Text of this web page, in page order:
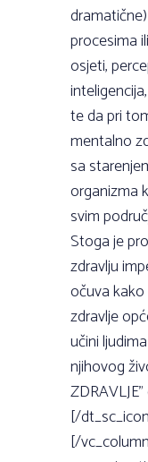
procesima
osjeti,
te da pri
mentalno
sa
organizma
svim
Stoga je
zdravlju
očuva
zdravlje
učini
njihovog
[/
[/